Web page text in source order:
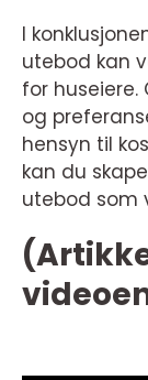
I
utebod kan
for
og
hensyn til
kan du
utebod som